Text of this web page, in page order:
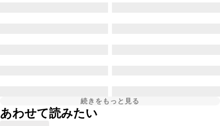
続きをもっと見る
あわせて読みたい